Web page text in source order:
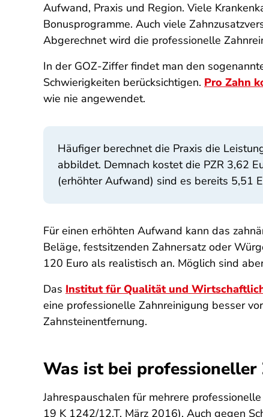
Aufwand, Praxis und Region. Viele
Bonusprogramme. Auch viele
Abgerechnet wird die professionelle
In der GOZ-Ziffer findet man den
Schwierigkeiten berücksichtigen. Pro Zahn
wie nie angewendet.
Häufiger berechnet die Praxis die
abbildet. Demnach kostet die PZR 3,62
(erhöhter Aufwand) sind es bereits 5,51
Für einen erhöhten Aufwand kann das
Beläge, festsitzenden Zahnersatz oder
120 Euro als realistisch an. Möglich sind
Das Institut für Qualität und
eine professionelle Zahnreinigung besser vor
Zahnsteinentfernung.
Was ist bei
Jahrespauschalen für mehrere
19 K 1242/12.T, März 2016). Auch gegen